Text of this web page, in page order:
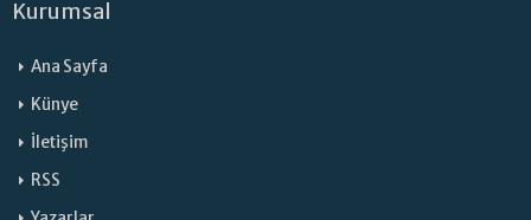
Kurumsal
Ana Sayfa
Künye
İletişim
RSS